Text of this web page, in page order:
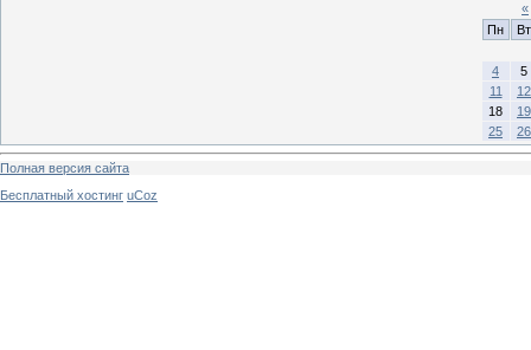
«
Пн
Вт
4
5
11
12
18
19
25
26
Полная версия сайта
Бесплатный хостинг uCoz